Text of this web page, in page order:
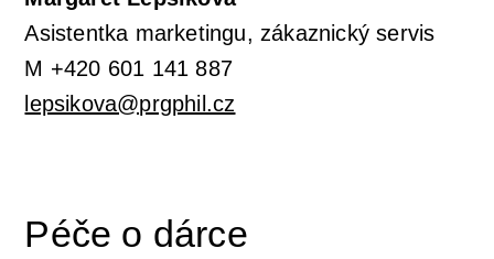
Asistentka marketingu, zákaznický servis
M +420 601 141 887
lepsikova@prgphil.cz
Péče o dárce